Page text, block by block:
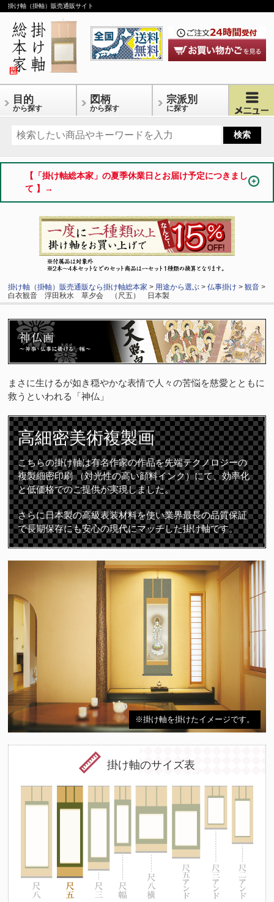
掛け軸（掛軸）販売通販サイト
目的
から探す
図柄
から探す
宗派別
に探す
【「掛け軸総本家」の夏季休業日とお届け予定につきまし
て 】→
掛け軸（掛軸）販売通販なら掛け軸総本家 > 用途から選ぶ >仏事掛け >観音 >
白衣観音 浮田秋水 草夕会 （尺五） 日本製
まさに生けるが如き穏やかな表情で人々の苦悩を慈愛とともに
救うといわれる「神仏」
高細密美術複製画
こちらの掛け軸は有名作家の作品を先端テクノロジーの
複製細密印刷 （対光性の高い顔料インク）にて、効率化
と低価格でのご提供が実現しました。
さらに日本製の高級表装材料を使い業界最長の品質保証
で長期保存にも安心の現代にマッチした掛け軸です。
※掛け軸を掛けたイメージです。
掛け軸のサイズ表